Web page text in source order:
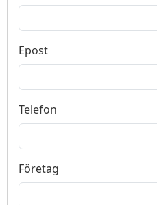
Epost
Telefon
Företag